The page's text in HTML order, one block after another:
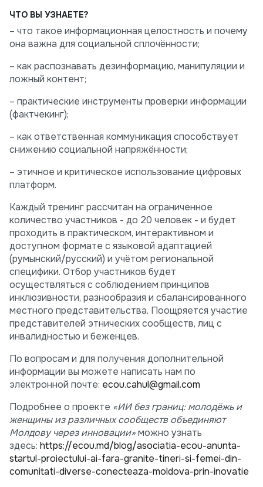
ЧТО ВЫ УЗНАЕТЕ?
– что такое информационная целостность и почему
она важна для социальной сплочённости;
– как распознавать дезинформацию, манипуляции и
ложный контент;
– практические инструменты проверки информации
(фактчекинг);
– как ответственная коммуникация способствует
снижению социальной напряжённости;
– этичное и критическое использование цифровых
платформ.
Каждый тренинг рассчитан на ограниченное
количество участников - до 20 человек - и будет
проходить в практическом, интерактивном и
доступном формате с языковой адаптацией
(румынский/русский) и учётом региональной
специфики. Отбор участников будет
осуществляться с соблюдением принципов
инклюзивности, разнообразия и сбалансированного
местного представительства. Поощряется участие
представителей этнических сообществ, лиц с
инвалидностью и беженцев.
По вопросам и для получения дополнительной
информации вы можете написать нам по
электронной почте: ecou.cahul@gmail.com
Подробнее о проекте «ИИ без границ: молодёжь и
женщины из различных сообществ объединяют
Молдову через инновации»можно узнать
здесь: https://ecou.md/blog/asociatia-ecou-anunta-
startul-proiectului-ai-fara-granite-tineri-si-femei-din-
comunitati-diverse-conecteaza-moldova-prin-inovatie